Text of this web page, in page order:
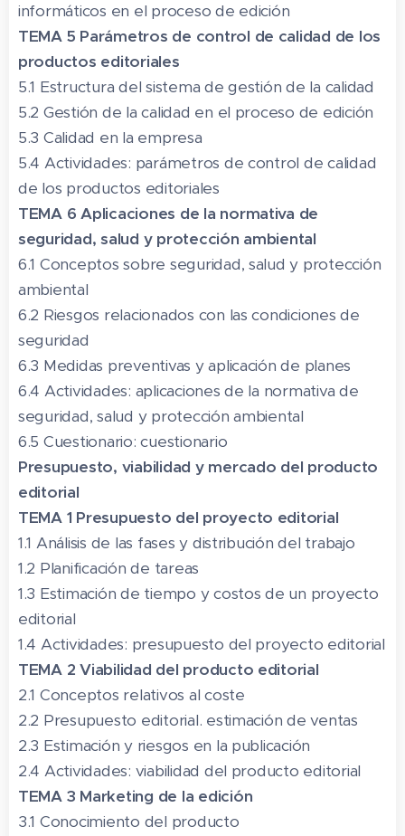
informáticos en el proceso de edición
TEMA 5 Parámetros de control de calidad de los
productos editoriales
5.1 Estructura del sistema de gestión de la calidad
5.2 Gestión de la calidad en el proceso de edición
5.3 Calidad en la empresa
5.4 Actividades: parámetros de control de calidad
de los productos editoriales
TEMA 6 Aplicaciones de la normativa de
seguridad, salud y protección ambiental
6.1 Conceptos sobre seguridad, salud y protección
ambiental
6.2 Riesgos relacionados con las condiciones de
seguridad
6.3 Medidas preventivas y aplicación de planes
6.4 Actividades: aplicaciones de la normativa de
seguridad, salud y protección ambiental
6.5 Cuestionario: cuestionario
Presupuesto, viabilidad y mercado del producto
editorial
TEMA 1 Presupuesto del proyecto editorial
1.1 Análisis de las fases y distribución del trabajo
1.2 Planificación de tareas
1.3 Estimación de tiempo y costos de un proyecto
editorial
1.4 Actividades: presupuesto del proyecto editorial
TEMA 2 Viabilidad del producto editorial
2.1 Conceptos relativos al coste
2.2 Presupuesto editorial. estimación de ventas
2.3 Estimación y riesgos en la publicación
2.4 Actividades: viabilidad del producto editorial
TEMA 3 Marketing de la edición
3.1 Conocimiento del producto